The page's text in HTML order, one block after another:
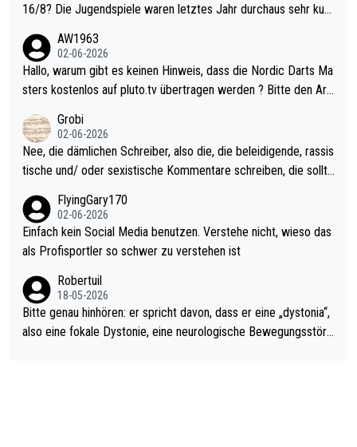
16/8? Die Jugendspiele waren letztes Jahr durchaus sehr kurz
Allerdings ist Mitchell Lawrie als Nummer 1 der Welt eh qualifi
ziert. Somit ändert die automatische Qualifikation des Weltmei
sters erstmal nichts. Ich denke sie wollen damit für nächstes J
ohl wenig WDF Turniere spielen. Dies war bei Archie Self letzt
es Jahr der Fall. Er musste als amtierender Weltmeister durch
den Qualifier und ich glaube kaum, dass Mitchel sich das (in Ve
el hat.
AW1963
02-06-2026
Hallo, warum gibt es keinen Hinweis, dass die Nordic Darts Ma
sters kostenlos auf pluto.tv übertragen werden ? Bitte den Arti
Grobi
02-06-2026
Nee, die dämlichen Schreiber, also die, die beleidigende, rassis
tische und/ oder sexistische Kommentare schreiben, die sollte
s Leben in den Griff kriegen. Nur eins wundert mich: Luke Little
r war doch neulich erst derjenige, der über Social Media GvV p
rovoziert hat. Und Littlers Mutter schießt öfters mal gegen Ric
FlyingGary170
02-06-2026
Einfach kein Social Media benutzen. Verstehe nicht, wieso das
als Profisportler so schwer zu verstehen ist
Robertuil
18-05-2026
Bitte genau hinhören: er spricht davon, dass er eine „dystonia“,
also eine fokale Dystonie, eine neurologische Bewegungsstöru